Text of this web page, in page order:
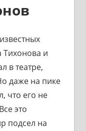
Тихонова и
в театре,
даже на пике
что его не
это
подсел на